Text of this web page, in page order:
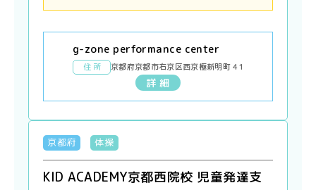
g-zone performance center
住 所 京都府京都市右京区西京極新明町 41
詳 細
京都府 体操
KID ACADEMY京都西院校 児童発達支